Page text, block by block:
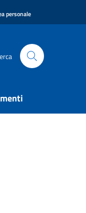
personale